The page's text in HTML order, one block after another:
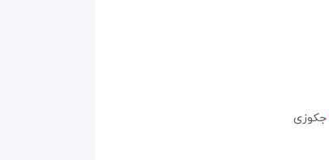
جکوزی